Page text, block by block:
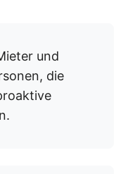
und
die